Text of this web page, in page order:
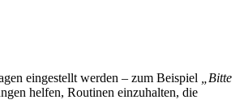
eingestellt werden – zum Beispiel
„Bitte
helfen, Routinen einzuhalten, die